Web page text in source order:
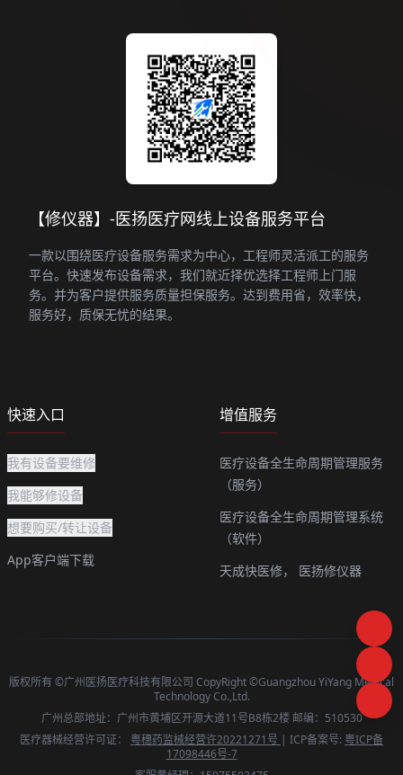
【修仪器】-医扬医疗网线上设备服务平台
一款以围绕医疗设备服务需求为中心，工程师灵活派工的服务
平台。快速发布设备需求，我们就近择优选择工程师上门服
务。并为客户提供服务质量担保服务。达到费用省，效率快，
服务好，质保无忧的结果。
快速入口
我有设备要维修
我能够修设备
想要购买/转让设备
App客户端下载
增值服务
医疗设备全生命周期管理服务
（服务）
医疗设备全生命周期管理系统
（软件）
天成快医修，
医扬修仪器
版权所有 ©广州医扬医疗科技有限公司 CopyRight ©Guangzhou YiYang Medical
Technology Co.,Ltd.
广州总部地址：广州市黄埔区开源大道11号B8栋2楼 邮编：510530
医疗器械经营许可证： 粤穗药监械经营许20221271号 | ICP备案号: 粤ICP备
17098446号-7